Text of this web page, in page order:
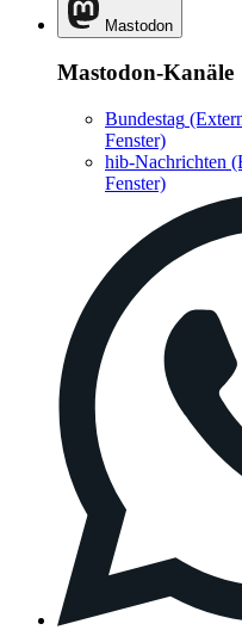
Mastodon
Mastodon-Kanäle
Bundestag
Fenster)
hib-Nachrichten
Fenster)